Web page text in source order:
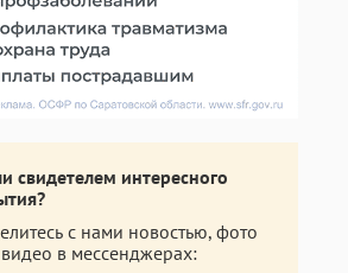
свидетелем интересного
с нами новостью, фото
в мессенджерах: